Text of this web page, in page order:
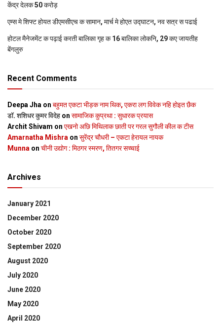
केंद्र देलक 50 करोड़
एम्स मे शिफ्ट होयत डीएमसीएच क सामान, मार्च मे होएत उद्घाटन, नव सत्र स पढाई
होटल मैनेजमेंट क पढ़ाई करती बालिका गृह क 16 बालिका लोकनि, 29 कए जायतीह
बेंगलुरु
Recent Comments
Deepa Jha on बहुमत एकटा भीड़क नाम थिक, एकरा लग विवेक नहि होइत छैक
डॉ. शशिधर कुमर विदेह on सामाजिक कुप्रथा : सुधारक प्रयास
Archit Shivam on एखनो अछि मिथिलाक छाती पर गरल सुगौली कील क टीस
Amarnatha Mishra on सुरेंद्र चौधरी – एकटा हेरायल नायक
Munna on चीनी उद्योग : मिठगर स्‍मरण, तितगर सच्‍चाई
Archives
January 2021
December 2020
October 2020
September 2020
August 2020
July 2020
June 2020
May 2020
April 2020